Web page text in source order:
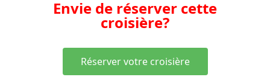
Envie de réserver cette
croisière?
Réserver votre croisière